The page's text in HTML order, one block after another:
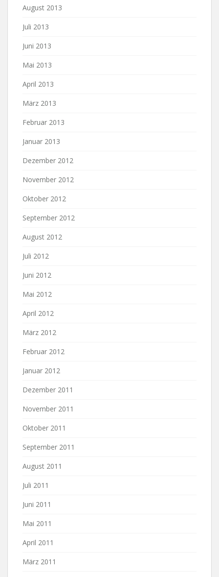
August 2013
Juli 2013
Juni 2013
Mai 2013
April 2013
März 2013
Februar 2013
Januar 2013
Dezember 2012
November 2012
Oktober 2012
September 2012
August 2012
Juli 2012
Juni 2012
Mai 2012
April 2012
März 2012
Februar 2012
Januar 2012
Dezember 2011
November 2011
Oktober 2011
September 2011
August 2011
Juli 2011
Juni 2011
Mai 2011
April 2011
März 2011